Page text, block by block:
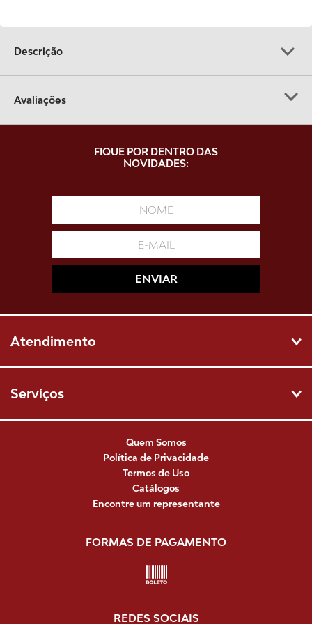
Descrição
Avaliações
Mais recentes Todos
Carregando avaliações…
FIQUE POR DENTRO DAS
NOVIDADES:
ENVIAR
Atendimento
Serviços
Quem Somos
Política de Privacidade
Termos de Uso
Catálogos
Encontre um representante
FORMAS DE PAGAMENTO
REDES SOCIAIS